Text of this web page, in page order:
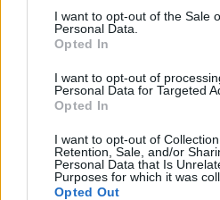
consent section.
I want to opt-out of the Sale
Personal Data.
Opted In
I want to opt-out of
Personal Data for Targeted
Opted In
I want to opt-out of
Retention, Sale, and/or
Personal Data that Is
Purposes for which it was
Opted Out
Rátóti Zoltán már sokszor
kopírozódik a két férfi, így
Házasságon innen és túl
dimenzióba: a Nemzeti
Zoltán…